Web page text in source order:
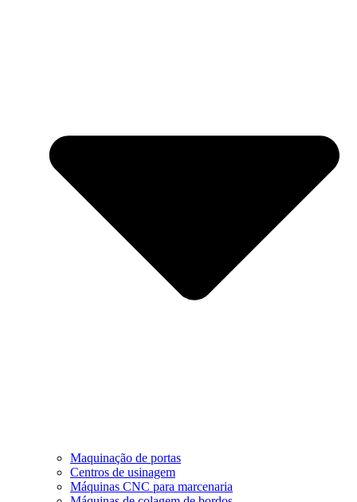
Maquinação de portas
Centros de usinagem
Máquinas CNC para marcenaria